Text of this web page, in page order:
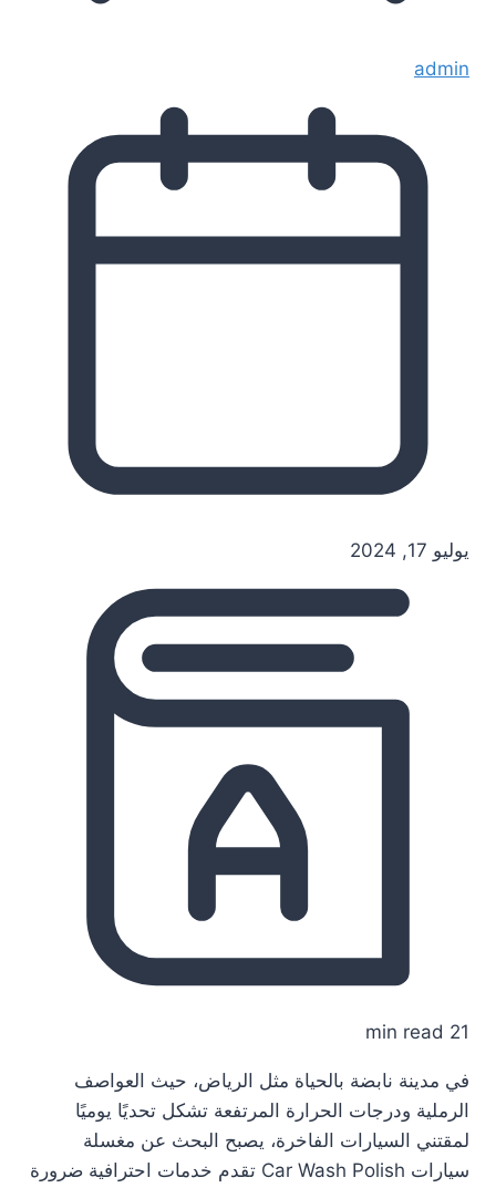
admin
يوليو 17, 2024
21 min read
في مدينة نابضة بالحياة مثل الرياض، حيث العواصف
الرملية ودرجات الحرارة المرتفعة تشكل تحديًا يوميًا
لمقتني السيارات الفاخرة، يصبح البحث عن مغسلة
سيارات Car Wash Polish تقدم خدمات احترافية ضرورة